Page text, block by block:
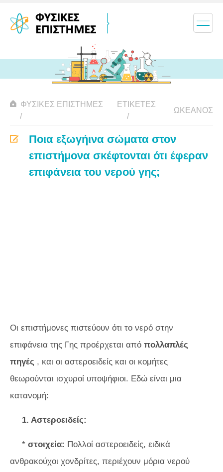
ΦΥΣΙΚΈΣ ΕΠΙΣΤΉΜΕΣ ΕΤΙΚΈΤΕΣ
ΩΚΕΑΝΌΣ
Ποια εξωγήινα σώματα στον
επιστήμονα σκέφτονται ότι έφεραν
επιφάνεια του νερού γης;
Οι επιστήμονες πιστεύουν ότι το νερό στην
επιφάνεια της Γης προέρχεται από πολλαπλές
πηγές , και οι αστεροειδείς και οι κομήτες
θεωρούνται ισχυροί υποψήφιοι. Εδώ είναι μια
κατανομή:
1. Αστεροειδείς:
* στοιχεία: Πολλοί αστεροειδείς, ειδικά
ανθρακούχοι χονδρίτες, περιέχουν μόρια νερού